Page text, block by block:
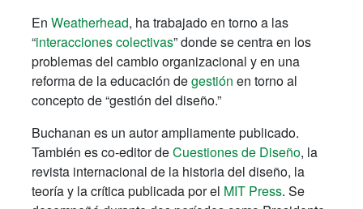
En Weatherhead, ha trabajado en torno a las
“interacciones colectivas” donde se centra en los
problemas del cambio organizacional y en una
reforma de la educación degestión en torno al
concepto de “gestión del diseño.”
Buchanan es un autor ampliamente publicado.
También es co-editor deCuestiones de Diseño, la
revista internacional de la historia del diseño, la
teoría y la crítica publicada por el MIT Press. Se